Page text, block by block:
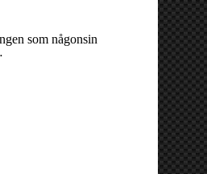
som någonsin